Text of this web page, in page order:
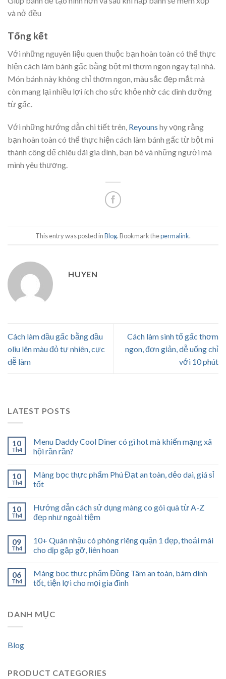
và nở đều
Tổng kết
Với những nguyên liệu quen thuộc bạn hoàn toàn có thể thực
hiện cách làm bánh gấc bằng bột mì thơm ngon ngay tại nhà.
Món bánh này không chỉ thơm ngon, màu sắc đẹp mắt mà
còn mang lại nhiều lợi ích cho sức khỏe nhờ các dinh dưỡng
từ gấc.
Với những hướng dẫn chi tiết trên, Reyouns hy vọng rằng
bạn hoàn toàn có thể thực hiện cách làm bánh gấc từ bột mì
thành công để chiêu đãi gia đình, bạn bè và những người mà
mình yêu thương.
This entry was posted inBlog. Bookmark thepermalink.
HUYEN
Cách làm dầu gấc bằng dầu
oliu lên màu đỏ tự nhiên, cực
dễ làm
Cách làm sinh tố gấc thơm
ngon, đơn giản, dễ uống chỉ
với 10 phút
LATEST POSTS
10
Th4
Menu Daddy Cool Diner có gì hot mà khiến mạng xã
hội rần rần?
10
Th4
Màng bọc thực phẩm Phú Đạt an toàn, dẻo dai, giá sỉ
tốt
10
Th4
Hướng dẫn cách sử dụng màng co gói quà từ A-Z
đẹp như ngoài tiệm
09
Th4
10+ Quán nhậu có phòng riêng quận 1 đẹp, thoải mái
cho dịp gặp gỡ, liên hoan
06
Th4
Màng bọc thực phẩm Đồng Tâm an toàn, bám dính
tốt, tiện lợi cho mọi gia đình
DANH MỤC
Blog
PRODUCT CATEGORIES